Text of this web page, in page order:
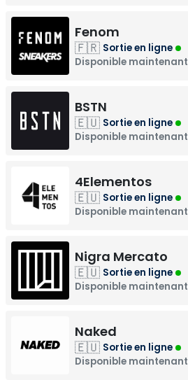
Fenom
🇫🇷 Sortie en ligne
Disponible maintenant
BSTN
🇪🇺 Sortie en ligne
Disponible maintenant
4Elementos
🇪🇺 Sortie en ligne
Disponible maintenant
Nigra Mercato
🇪🇺 Sortie en ligne
Disponible maintenant
Naked
🇪🇺 Sortie en ligne
Disponible maintenant